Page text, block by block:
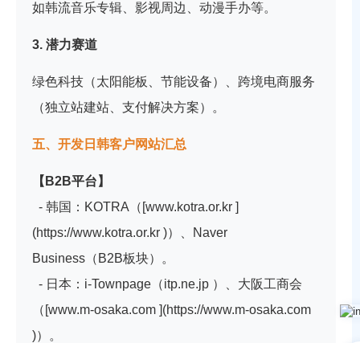
如韩流音乐专辑、影视周边、动漫手办等。
3. 潜力赛道
绿色科技（太阳能板、节能设备）、跨境电商服务
（独立站建站、支付解决方案）。
五、开发日韩客户网站汇总
【B2B平台】
- 韩国：KOTRA（[www.kotra.or.kr ]
(https://www.kotra.or.kr )）、Naver
Business（B2B板块）。
- 日本：i-Townpage（itp.ne.jp ）、大阪工商会
（[www.m-osaka.com ](https://www.m-osaka.com
)）。